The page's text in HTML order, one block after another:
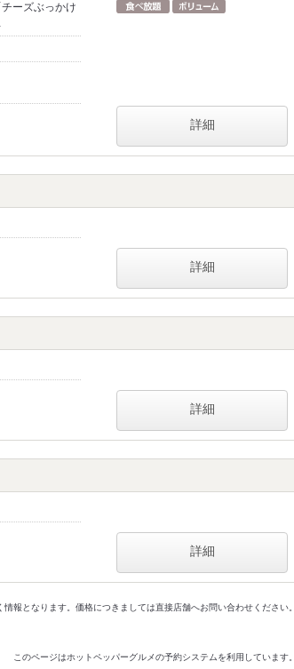
ーズぶっかけ
詳細
詳細
詳細
詳細
報となります。価格につきましては直接店舗へお問い合わせください。
このページはホットペッパーグルメの予約システムを利用しています。